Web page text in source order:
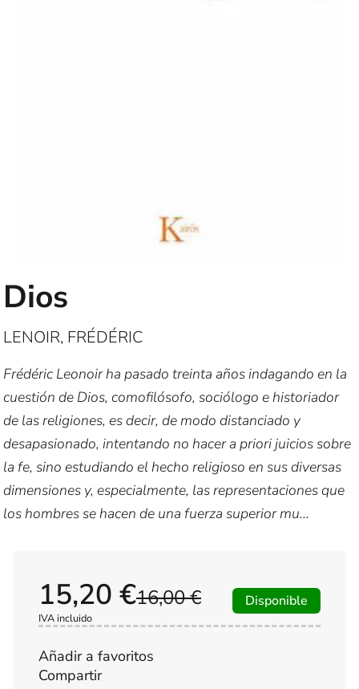
Dios
LENOIR, FRÉDÉRIC
Frédéric Leonoir ha pasado treinta años indagando en la
cuestión de Dios, comofilósofo, sociólogo e historiador
de las religiones, es decir, de modo distanciado y
desapasionado, intentando no hacer a priori juicios sobre
la fe, sino estudiando el hecho religioso en sus diversas
dimensiones y, especialmente, las representaciones que
los hombres se hacen de una fuerza superior mu...
16,00 €
15,20 €
IVA incluido
Disponible
Añadir a favoritos
Compartir